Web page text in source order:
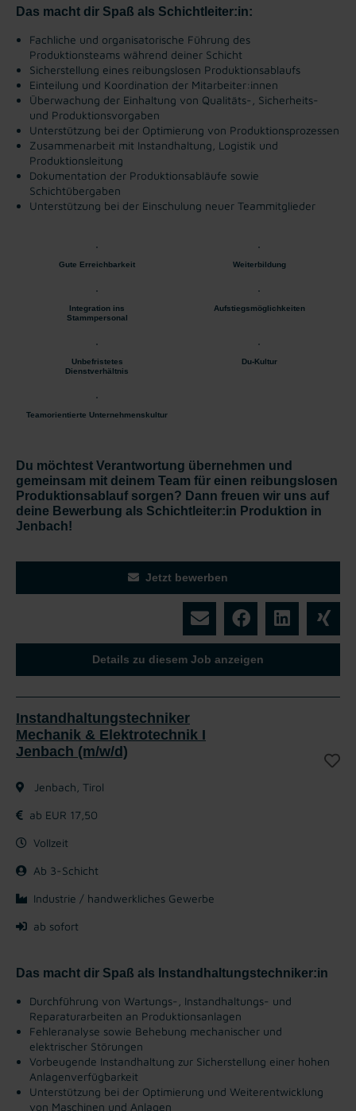
Das macht dir Spaß als Schichtleiter:in:
Fachliche und organisatorische Führung des
Produktionsteams während deiner Schicht
Sicherstellung eines reibungslosen Produktionsablaufs
Einteilung und Koordination der Mitarbeiter:innen
Überwachung der Einhaltung von Qualitäts-, Sicherheits-
und Produktionsvorgaben
Unterstützung bei der Optimierung von Produktionsprozessen
Zusammenarbeit mit Instandhaltung, Logistik und
Produktionsleitung
Dokumentation der Produktionsabläufe sowie
Schichtübergaben
Unterstützung bei der Einschulung neuer Teammitglieder
Gute Erreichbarkeit Weiterbildung
Integration ins
Stammpersonal
Aufstiegsmöglichkeiten
Unbefristetes
Dienstverhältnis
Du-Kultur
Teamorientierte Unternehmenskultur
Du möchtest Verantwortung übernehmen und
gemeinsam mit deinem Team für einen reibungslosen
Produktionsablauf sorgen? Dann freuen wir uns auf
deine Bewerbung als Schichtleiter:in Produktion in
Jenbach!
Jetzt bewerben
Details zu diesem Job anzeigen
Instandhaltungstechniker
Mechanik & Elektrotechnik I
Jenbach (m/w/d)
Jenbach, Tirol
ab EUR 17,50
Vollzeit
Ab 3-Schicht
Industrie / handwerkliches Gewerbe
ab sofort
Das macht dir Spaß als Instandhaltungstechniker:in
Durchführung von Wartungs-, Instandhaltungs- und
Reparaturarbeiten an Produktionsanlagen
Fehleranalyse sowie Behebung mechanischer und
elektrischer Störungen
Vorbeugende Instandhaltung zur Sicherstellung einer hohen
Anlagenverfügbarkeit
Unterstützung bei der Optimierung und Weiterentwicklung
von Maschinen und Anlagen